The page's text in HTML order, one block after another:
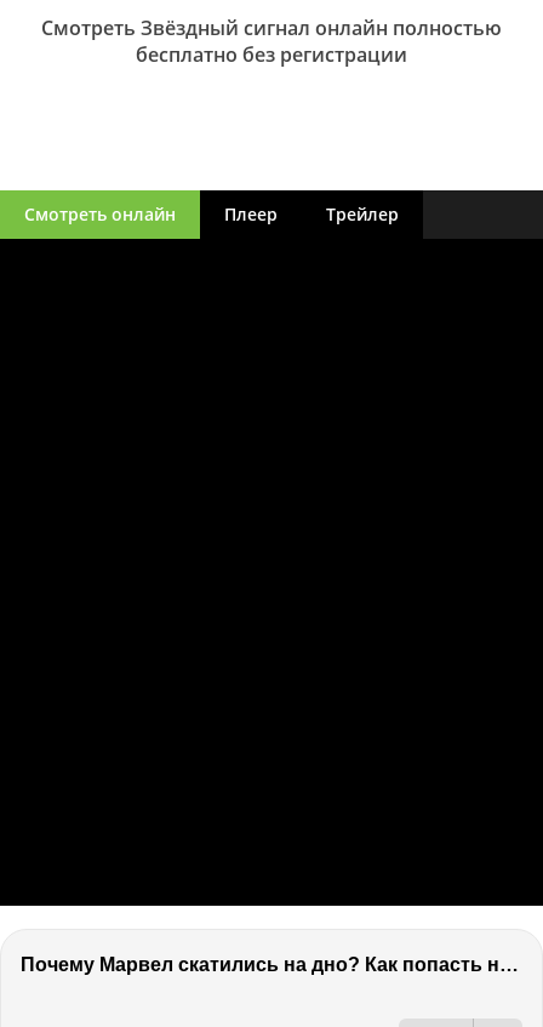
Смотреть Звёздный сигнал онлайн полностью
бесплатно без регистрации
Смотреть онлайн Плеер Трейлер
Почему Марвел скатились на дно? Как попасть на канал 2х2. Коля из КиноАфиши